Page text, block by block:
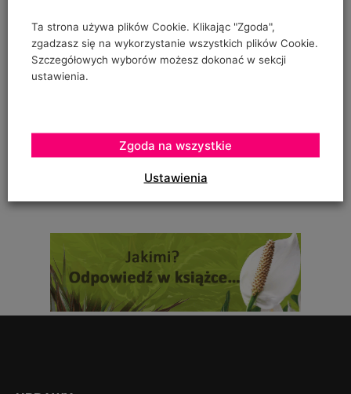
"prowadzenia" pomidorów w szklarence oraz
Urszula Hahajska
To zależy czy podczas uprawy robaczki które ją zjadały,
zostały otrute, czy skrzętnie zebrane i
Ta strona używa plików Cookie. Klikając "Zgoda",
zgadzasz się na wykorzystanie wszystkich plików Cookie.
Szczegółowych wyborów możesz dokonać w sekcji
ustawienia.
Ustawienia
Zgoda na wszystkie